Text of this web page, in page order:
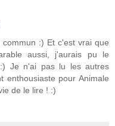
:) Et c'est vrai que
aussi, j'aurais pu le
Je n'ai pas lu les autres
enthousiaste pour Animale
de le lire ! :)